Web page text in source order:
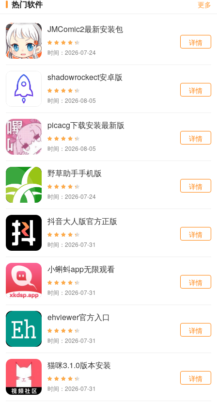
热门软件 更多
JMComic2最新安装包
时间：2026-07-24
详情
shadowrockect安卓版
时间：2026-08-05
详情
picacg下载安装最新版
时间：2026-08-05
详情
野草助手手机版
时间：2026-07-24
详情
抖音大人版官方正版
时间：2026-07-31
详情
小蝌蚪app无限观看
时间：2026-07-31
详情
ehviewer官方入口
时间：2026-07-31
详情
猫咪3.1.0版本安装
时间：2026-07-31
详情